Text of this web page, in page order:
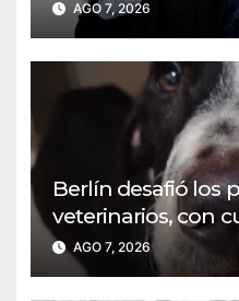
poder
AGO 7, 2026
Berlín desafió los
veterinarios, con
una familia para
AGO 7, 2026